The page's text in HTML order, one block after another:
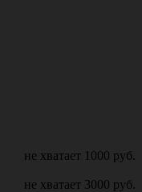
не хватает 1000 руб.
не хватает 3000 руб.